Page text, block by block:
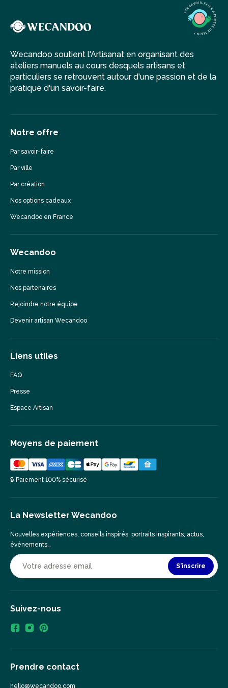
Wecandoo soutient l'Artisanat en organisant des
ateliers manuels au cours desquels artisans et
particuliers se retrouvent autour d'une passion et de la
pratique d'un savoir-faire.
Notre offre
Par savoir-faire
Par ville
Par création
Nos options cadeaux
Wecandoo en France
Wecandoo
Notre mission
Nos partenaires
Rejoindre notre équipe
Devenir artisan Wecandoo
Liens utiles
FAQ
Presse
Espace Artisan
Moyens de paiement
🔒 Paiement 100% sécurisé
La Newsletter Wecandoo
Nouvelles expériences, conseils inspirés, portraits inspirants, actus,
événements…
S'inscrire
Suivez-nous
Prendre contact
hello@wecandoo.com